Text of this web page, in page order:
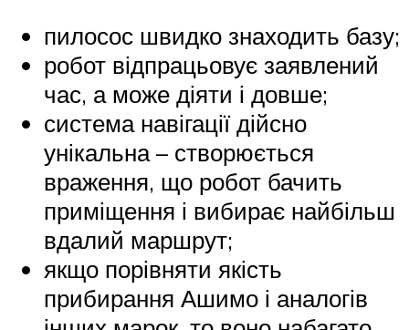
пилосос швидко знаходить базу;
робот відпрацьовує заявлений
час, а може діяти і довше;
система навігації дійсно
унікальна – створюється
враження, що робот бачить
приміщення і вибирає найбільш
вдалий маршрут;
якщо порівняти якість
прибирання Ашимо і аналогів